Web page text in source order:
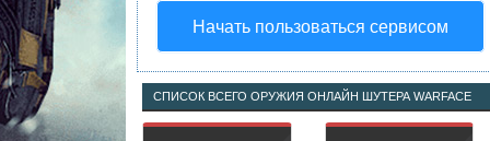
Начать пользоваться сервисом
СПИСОК ВСЕГО ОРУЖИЯ ОНЛАЙН ШУТЕРА WARFACE